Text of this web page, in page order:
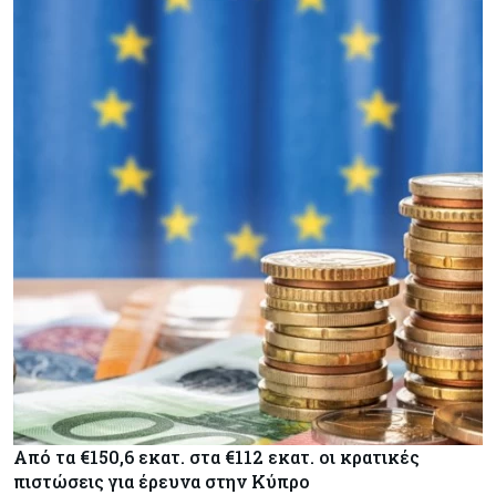
Από τα €150,6 εκατ. στα €112 εκατ. οι κρατικές
πιστώσεις για έρευνα στην Κύπρο